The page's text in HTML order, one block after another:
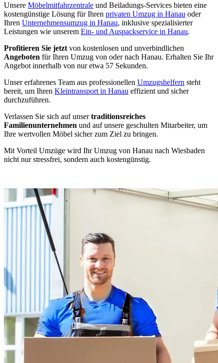
Unsere Möbelmitfahrzentrale und Beiladungs-Services bieten eine
kostengünstige Lösung für Ihren privaten Umzug in Hanau oder
Ihren Unternehmensumzug in Hanau, inklusive spezialisierter
Leistungen wie unserem Ein- und Auspackservice in Hanau.
Profitieren Sie jetzt von kostenlosen und unverbindlichen
Angeboten für Ihren Umzug von oder nach Hanau. Erhalten Sie Ihr
Angebot innerhalb von nur etwa 57 Sekunden.
Unser erfahrenes Team aus professionellen Umzugshelfern steht
bereit, um Ihren Kleintransport in Hanau effizient und sicher
durchzuführen.
Verlassen Sie sich auf unsertraditionsreiches
Familienunternehmen und auf unsere geschulten Mitarbeiter, um
Ihre wertvollen Möbel sicher zum Ziel zu bringen.
Mit Vorteil Umzüge wird Ihr Umzug von Hanau nach Wiesbaden
nicht nur stressfrei, sondern auch kostengünstig.